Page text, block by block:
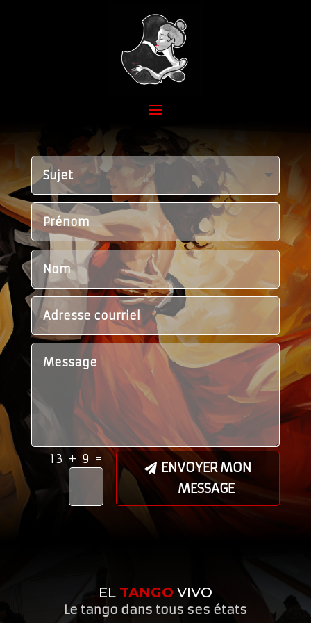
13 + 9 =
ENVOYER MON
MESSAGE
EL TANGO VIVO
Le tango dans tous ses états